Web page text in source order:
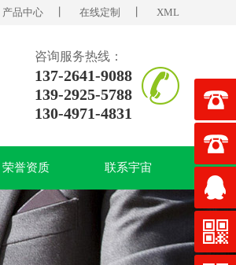
产品中心 在线定制 XML
咨询服务热线：
137-2641-9088
139-2925-5788
130-4971-4831
荣誉资质 联系宇宙